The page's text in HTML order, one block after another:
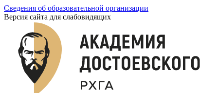
Сведения об образовательной организации
Версия сайта для слабовидящих